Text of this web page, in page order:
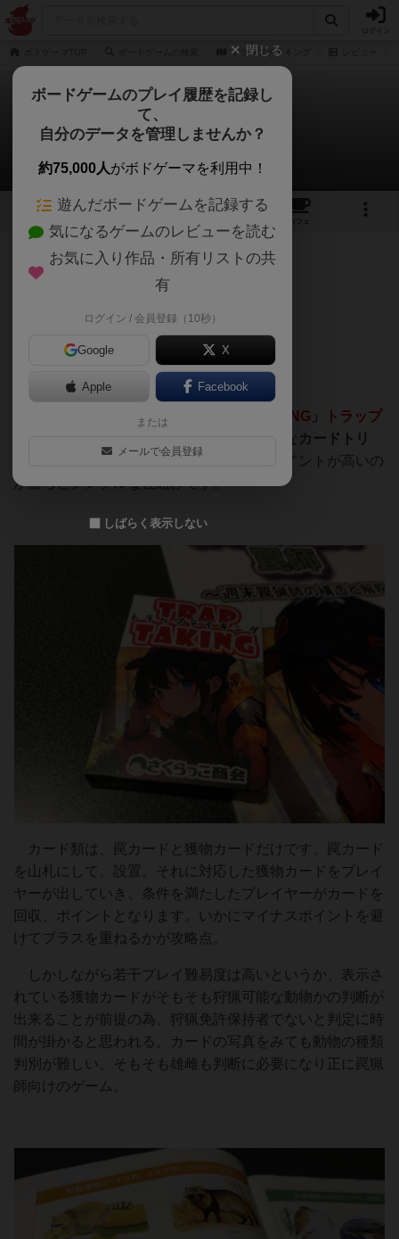
トラップテイキング
トラップテイキング
午後くまさんのレビュー
2 1
カフェ
160名 3名 1 1年以上前
罠猟師向け
割と単独プレイヤーです。「 TRAP TAKING 」
トラップ
、罠猟をモチーフにしたニッチな カードトリ
。罠を仕掛け、獲物を捕獲し最終的にポイントが高いの
が勝ちとシンプルな仕組みです。
カード類は、罠カードと獲物カードだけです。罠カード
を山札にして、設置。それに対応した獲物カードをプレイ
ヤーが出していき、条件を満たしたプレイヤーがカードを
回収、ポイントとなります。いかにマイナスポイントを避
けてプラスを重ねるかが攻略点。
しかしながら若干プレイ難易度は高いというか、表示さ
れている獲物カードがそもそも狩猟可能な動物かの判断が
出来ることが前提の為、狩猟免許保持者でないと判定に時
間が掛かると思われる。カードの写真をみても動物の種類
判別が難しい、そもそも雄雌も判断に必要になり正に罠猟
師向けのゲーム。
閉じる
ボードゲームのプレイ履歴を記録し
て、
自分のデータを管理しませんか？
約75,000人がボドゲーマを利用中！
遊んだボードゲームを記録する
気になるゲームのレビューを読む
お気に入り作品・所有リストの共
有
ログイン / 会員登録（10秒）
Google X
Apple Facebook
または
メールで会員登録
しばらく表示しない